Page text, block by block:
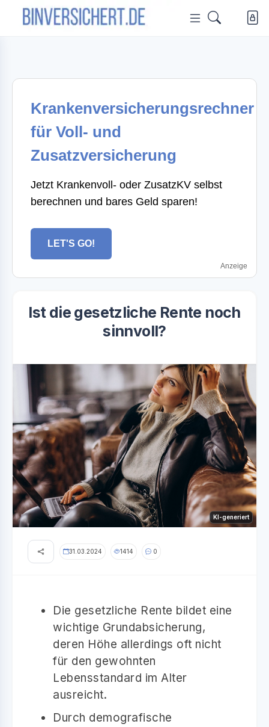
Krankenversicherungsrechner
für Voll- und
Zusatzversicherung
Jetzt Krankenvoll- oder ZusatzKV selbst
berechnen und bares Geld sparen!
LET'S GO!
Anzeige
Ist die gesetzliche Rente noch
sinnvoll?
KI-generiert
31.03.2024 1414 0
Die gesetzliche Rente bildet eine
wichtige Grundabsicherung,
deren Höhe allerdings oft nicht
für den gewohnten
Lebensstandard im Alter
ausreicht.
Durch demografische